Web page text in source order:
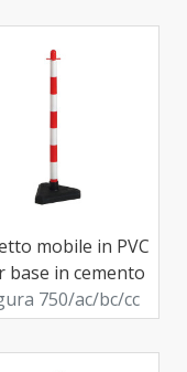
mobile in PVC
base in cemento
750/ac/bc/cc